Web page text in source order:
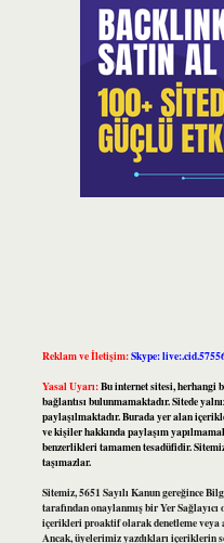
Reklam ve İletişim:Skype:
Yasal Uyarı:Bu internet sitesi, herhangi
bağlantısı bulunmamaktadır. Sitede
paylaşılmaktadır. Burada yer alan
ve kişiler hakkında paylaşım
benzerlikleri tamamen tesadüfidir.
taşımazlar.
Sitemiz, 5651 Sayılı Kanun gereğince
tarafından onaylanmış bir Yer
içerikleri proaktif olarak denetleme veya
Ancak, üyelerimiz yazdıkları içeriklerin